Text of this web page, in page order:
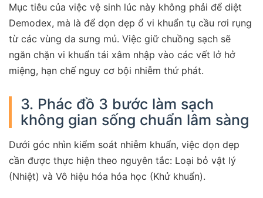
Mục tiêu của việc vệ sinh lúc này không phải để diệt
Demodex, mà là để dọn dẹp ổ vi khuẩn tụ cầu rơi rụng
từ các vùng da sưng mủ. Việc giữ chuồng sạch sẽ
ngăn chặn vi khuẩn tái xâm nhập vào các vết lở hở
miệng, hạn chế nguy cơ bội nhiễm thứ phát.
3. Phác đồ 3 bước làm sạch
không gian sống chuẩn lâm sàng
Dưới góc nhìn kiểm soát nhiễm khuẩn, việc dọn dẹp
cần được thực hiện theo nguyên tắc: Loại bỏ vật lý
(Nhiệt) và Vô hiệu hóa hóa học (Khử khuẩn).